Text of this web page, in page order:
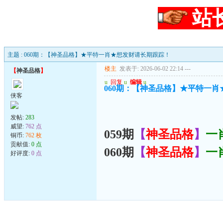
站
主题 : 060期：【神圣品格】★平特一肖★想发财请长期跟踪！
【神圣品格】
侠客
发帖: 283
威望: 762 点
铜币: 762 枚
贡献值: 0 点
好评度: 0 点
楼主 发表于: 2026-06-02 22:14 ---
u 回复 u 编辑 u
060期：【神圣品格】★平特一
059期 【神圣品格】 一
060期
【神圣品格】 一